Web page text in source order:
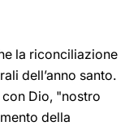
la riconciliazione
dell’anno santo.
Dio, "nostro
della